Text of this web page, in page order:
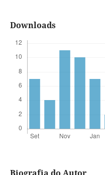
Downloads